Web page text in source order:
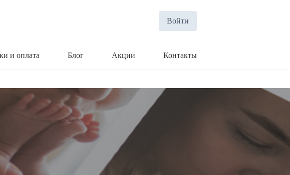
Войти
и оплата Блог Акции Контакты